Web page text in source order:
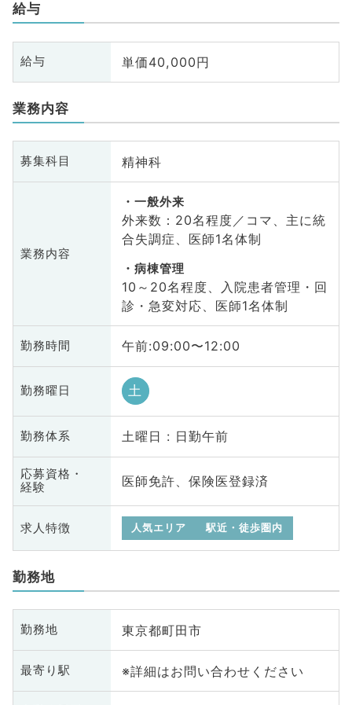
給与
給与 単価40,000円
業務内容
募集科目 精神科
業務内容
一般外来
外来数：20名程度／コマ、主に統
合失調症、医師1名体制
病棟管理
10～20名程度、入院患者管理・回
診・急変対応、医師1名体制
勤務時間 午前:09:00〜12:00
勤務曜日 土
勤務体系 土曜日 : 日勤午前
応募資格・
経験
医師免許、保険医登録済
求人特徴 人気エリア 駅近・徒歩圏内
勤務地
勤務地 東京都町田市
最寄り駅 ※詳細はお問い合わせください